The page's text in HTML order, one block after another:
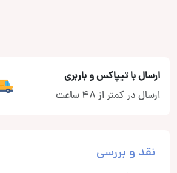
ارسال با تیپاکس و باربری
ارسال در کمتر از 48 ساعت
نقد و بررسی